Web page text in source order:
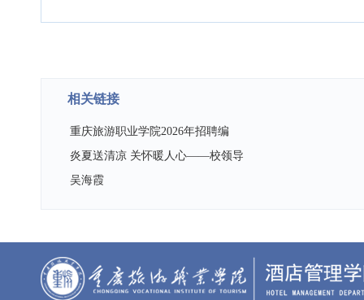
相关链接
重庆旅游职业学院2026年招聘编
炎夏送清凉 关怀暖人心——校领导
吴海霞